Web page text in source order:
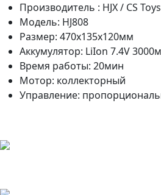
Производитель : HJX / CS Toys
Модель: HJ808
Размер: 470х135x120мм
Аккумулятор: LiIon 7.4V
Время работы: 20мин
Мотор: коллекторный
Управление: